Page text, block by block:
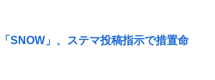
SNOW」、ステマ投稿指示で措置命